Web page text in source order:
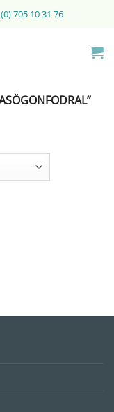
705 10 31 76